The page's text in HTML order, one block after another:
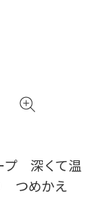
プ 深くて温
つめかえ